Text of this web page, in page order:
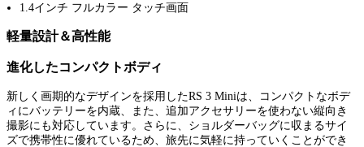
1.4インチ フルカラー タッチ画面
軽量設計＆高性能
進化したコンパクトボディ
新しく画期的なデザインを採用したRS 3 Miniは、コンパクトなボデ
ィにバッテリーを内蔵、また、追加アクセサリーを使わない縦向き
撮影にも対応しています。さらに、ショルダーバッグに収まるサイ
ズで携帯性に優れているため、旅先に気軽に持っていくことができ